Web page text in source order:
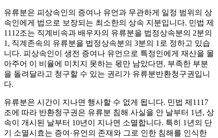
유류분은 피상속인의 증여나 유언과 무관하게 일정 범위의 상
속인에게 법으로 보장되는 최소한의 상속 지분입니다. 민법 제
1112조는 직계비속과 배우자의 유류분을 법정상속분의 2분의
1, 직계존속의 유류분을 법정상속분의 3분의 1로 정하고 있습
니다. 피상속인이 생전 증여나 유언으로 특정인에게 재산을 몰
아주어 이 비율에 미치지 못하는 몫만 남았다면, 부족한 부분
을 돌려달라고 청구할 수 있는 권리가 유류분반환청구권입니
다.
유류분은 시간이 지나면 행사할 수 없게 됩니다. 민법 제1117
조에 따라 반환청구권은 유류분 침해 사실을 안 날부터 1년, 상
속이 개시된 날부터 10년이 지나면 소멸합니다. 특히 1년의 단
기 소멸시효는 증여·유언의 존재와 그로 인한 침해를 인식한